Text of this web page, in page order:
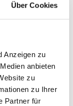
Über Cookies
Anzeigen zu
anbieten
zu
zu Ihrer
Partner für
2026 - 1/10